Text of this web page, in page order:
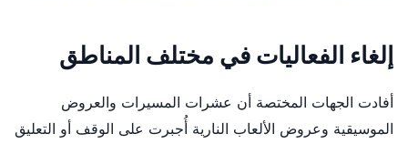
إلغاء الفعاليات في مختلف المناطق
أفادت الجهات المختصة أن عشرات المسيرات والعروض
الموسيقية وعروض الألعاب النارية أُجبرت على الوقف أو التعليق